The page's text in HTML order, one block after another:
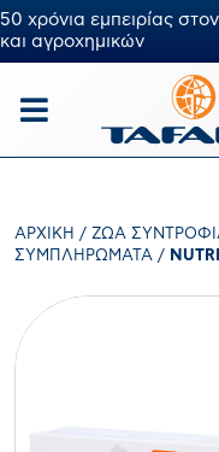
50 χρόνια εμπειρίας
και αγροχημικών
ΑΡΧΙΚΉ / ΖΏΑ
ΣΥΜΠΛΗΡΏΜΑΤΑ /